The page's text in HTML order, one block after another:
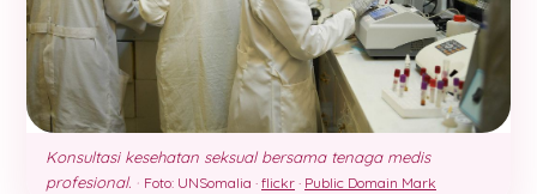
Konsultasi kesehatan seksual bersama tenaga medis
profesional. · Foto: UNSomalia · flickr · Public Domain Mark